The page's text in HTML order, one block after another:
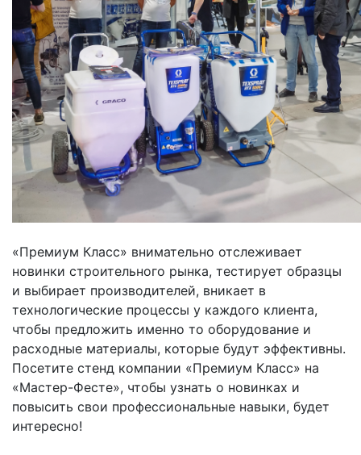
«Премиум Класс» внимательно отслеживает
новинки строительного рынка, тестирует образцы
и выбирает производителей, вникает в
технологические процессы у каждого клиента,
чтобы предложить именно то оборудование и
расходные материалы, которые будут эффективны.
Посетите стенд компании «Премиум Класс» на
«Мастер-Фесте», чтобы узнать о новинках и
повысить свои профессиональные навыки, будет
интересно!